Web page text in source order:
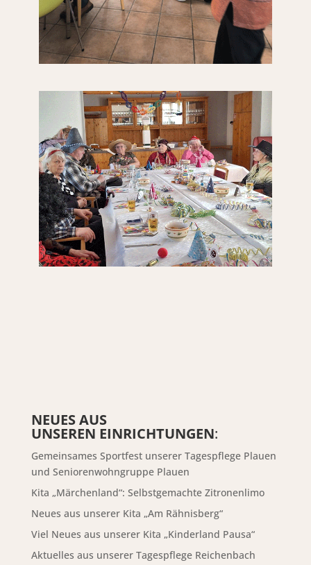
NEUES AUS
UNSEREN EINRICHTUNGEN:
Gemeinsames Sportfest unserer Tagespflege Plauen
und Seniorenwohngruppe Plauen
Kita „Märchenland“: Selbstgemachte Zitronenlimo
Neues aus unserer Kita „Am Rähnisberg“
Viel Neues aus unserer Kita „Kinderland Pausa“
Aktuelles aus unserer Tagespflege Reichenbach